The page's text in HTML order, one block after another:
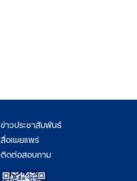
ข่าวประชาสัมพันธ์
สื่อเผยแพร่
ติดต่อสอบถาม